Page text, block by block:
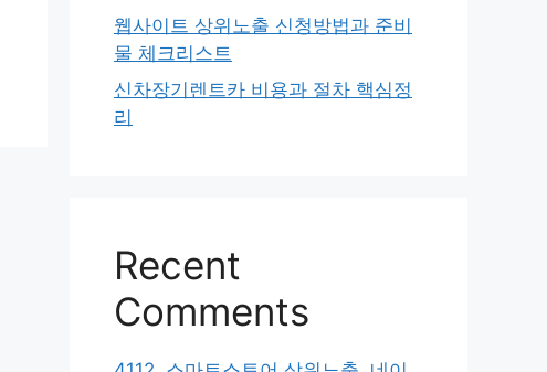
웹사이트 상위노출 신청방법과 준비
물 체크리스트
신차장기렌트카 비용과 절차 핵심정
리
Recent
Comments